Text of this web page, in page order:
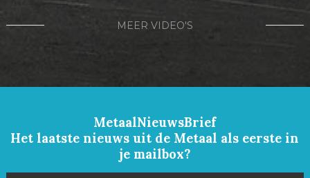
MEER VIDEO'S
MetaalNieuwsBrief
Het laatste nieuws uit de Metaal als eerste in
je mailbox?